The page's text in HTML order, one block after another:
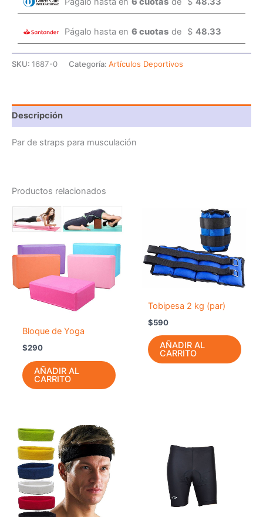
Págalo hasta en 6 cuotas de $ 48.33
SKU: 1687-0 Categoría: Artículos Deportivos
Descripción
Par de straps para musculación
Productos relacionados
Bloque de Yoga
$290
AÑADIR AL
CARRITO
Tobipesa 2 kg (par)
$590
AÑADIR AL
CARRITO
producto